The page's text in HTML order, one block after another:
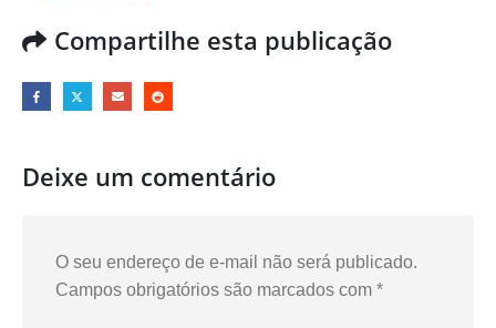
Compartilhe esta publicação
Deixe um comentário
O seu endereço de e-mail não será publicado.
Campos obrigatórios são marcados com *